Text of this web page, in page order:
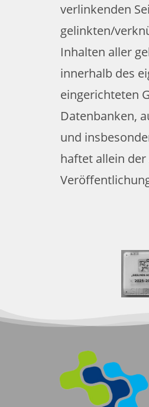
verlinkenden
gelinkten/
Inhalten aller
innerhalb des
eingerichteten
Datenbanken,
und
haftet allein